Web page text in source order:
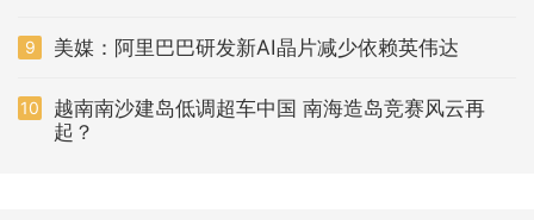
9 美媒：阿里巴巴研发新AI晶片减少依赖英伟达
10
越南南沙建岛低调超车中国 南海造岛竞赛风云再
起？